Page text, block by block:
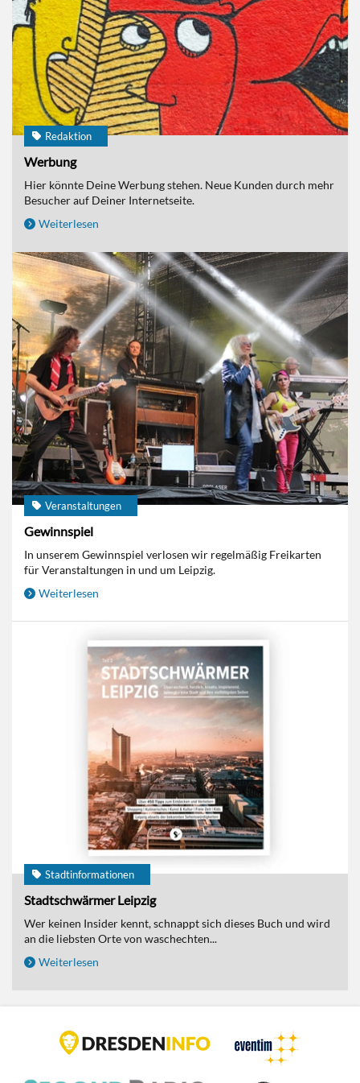
Redaktion
Werbung
Hier könnte Deine Werbung stehen. Neue Kunden durch mehr
Besucher auf Deiner Internetseite.
Weiterlesen
Veranstaltungen
Gewinnspiel
In unserem Gewinnspiel verlosen wir regelmäßig Freikarten
für Veranstaltungen in und um Leipzig.
Weiterlesen
Stadtinformationen
Stadtschwärmer Leipzig
Wer keinen Insider kennt, schnappt sich dieses Buch und wird
an die liebsten Orte von waschechten...
Weiterlesen